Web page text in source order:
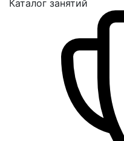
Каталог занятий